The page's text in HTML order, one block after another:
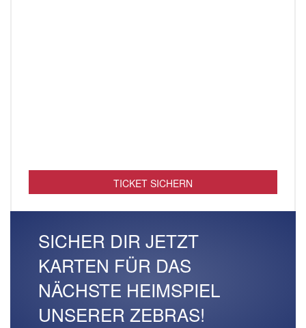
TICKET SICHERN
SICHER DIR JETZT
KARTEN FÜR DAS
NÄCHSTE HEIMSPIEL
UNSERER ZEBRAS!